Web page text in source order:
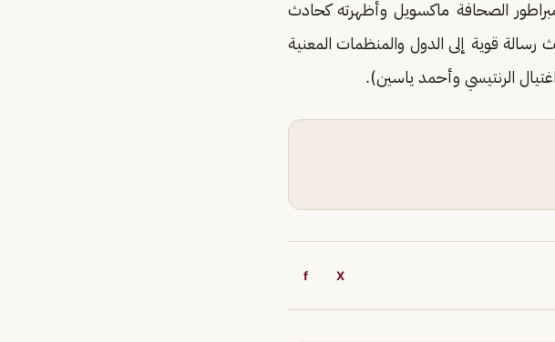
الصحافة ماكسويل وأظهرته كحادث
قوية إلى الدول والمنظمات المعنية
الرنتيسي وأحمد ياسين).
X
f